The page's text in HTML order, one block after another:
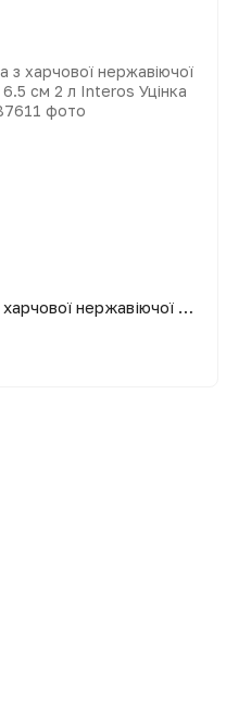
Миска кухонна з харчової нержавіючої сталі Ø 25 см H 6.5 см 2 л Interos Уцінка